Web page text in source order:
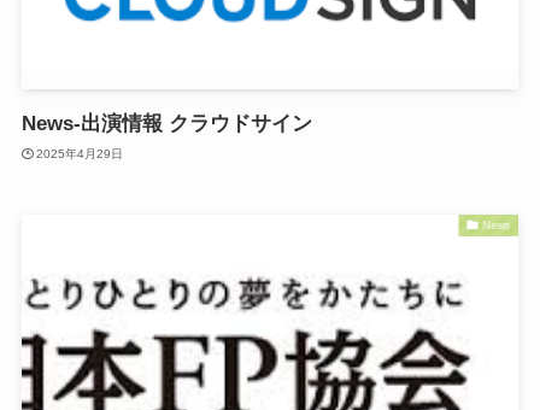
News-出演情報 クラウドサイン
2025年4月29日
News